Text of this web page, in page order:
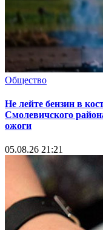
Общество
Не лейте бензин в
Смолевичского
ожоги
05.08.26 21:21